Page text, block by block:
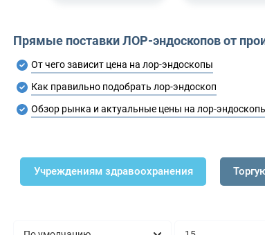
Прямые поставки ЛОР-эндоскопов от
От чего зависит цена на лор-эндоскопы
Как правильно подобратьлор-эндоскоп
Обзор рынка и актуальные цены на лор-
Учреждениям здравоохранения